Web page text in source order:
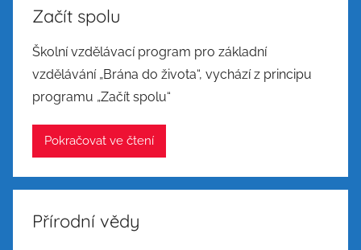
Komenského
68,
p.o.
Začít spolu
Školní vzdělávací program pro základní
vzdělávání „Brána do života“, vychází z principu
programu „Začít spolu“
Pokračovat ve čtení
Přírodní vědy